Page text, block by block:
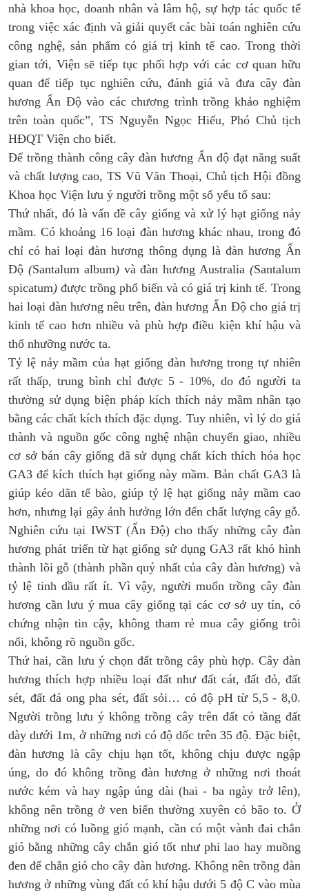
nhà khoa học, doanh nhân và lâm hộ, sự hợp tác quốc tế
trong việc xác định và giải quyết các bài toán nghiên cứu
công nghệ, sản phẩm có giá trị kinh tế cao. Trong thời
gian tới, Viện sẽ tiếp tục phối hợp với các cơ quan hữu
quan để tiếp tục nghiên cứu, đánh giá và đưa cây đàn
hương Ấn Độ vào các chương trình trồng khảo nghiệm
trên toàn quốc”, TS Nguyễn Ngọc Hiếu, Phó Chủ tịch
HĐQT Viện cho biết.
Để trồng thành công cây đàn hương Ấn độ đạt năng suất
và chất lượng cao, TS Vũ Văn Thoại, Chủ tịch Hội đồng
Khoa học Viện lưu ý người trồng một số yếu tố sau:
Thứ nhất,đó là vấn đề cây giống và xử lý hạt giống nảy
mầm. Có khoảng 16 loại đàn hương khác nhau, trong đó
chỉ có hai loại đàn hương thông dụng là đàn hương Ấn
Độ (Santalum album)và đàn hương Australia(Santalum
spicatum) được trồng phổ biến và có giá trị kinh tế. Trong
hai loại đàn hương nêu trên, đàn hương Ấn Độ cho giá trị
kinh tế cao hơn nhiều và phù hợp điều kiện khí hậu và
thổ nhưỡng nước ta.
Tỷ lệ nảy mầm của hạt giống đàn hương trong tự nhiên
rất thấp, trung bình chỉ được 5 - 10%, do đó người ta
thường sử dụng biện pháp kích thích nảy mầm nhân tạo
bằng các chất kích thích đặc dụng. Tuy nhiên, vì lý do giá
thành và nguồn gốc công nghệ nhận chuyển giao, nhiều
cơ sở bán cây giống đã sử dụng chất kích thích hóa học
GA3 để kích thích hạt giống này mầm. Bản chất GA3 là
giúp kéo dãn tế bào, giúp tỷ lệ hạt giống nảy mầm cao
hơn, nhưng lại gây ảnh hưởng lớn đến chất lượng cây gỗ.
Nghiên cứu tại IWST (Ấn Độ) cho thấy những cây đàn
hương phát triển từ hạt giống sử dụng GA3 rất khó hình
thành lõi gỗ (thành phần quý nhất của cây đàn hương) và
tỷ lệ tinh dầu rất ít. Vì vậy, người muốn trồng cây đàn
hương cần lưu ý mua cây giống tại các cơ sở uy tín, có
chứng nhận tin cậy, không tham rẻ mua cây giống trôi
nổi, không rõ nguồn gốc.
Thứ hai,cần lưu ý chọn đất trồng cây phù hợp. Cây đàn
hương thích hợp nhiều loại đất như đất cát, đất đỏ, đất
sét, đất đá ong pha sét, đất sỏi… có độ pH từ 5,5 - 8,0.
Người trồng lưu ý không trồng cây trên đất có tầng đất
dày dưới 1m, ở những nơi có độ dốc trên 35 độ. Đặc biệt,
đàn hương là cây chịu hạn tốt, không chịu được ngập
úng, do đó không trồng đàn hương ở những nơi thoát
nước kém và hay ngập úng dài (hai - ba ngày trở lên),
không nên trồng ở ven biển thường xuyên có bão to. Ở
những nơi có luồng gió mạnh, cần có một vành đai chắn
gió bằng những cây chắn gió tốt như phi lao hay muồng
đen để chắn gió cho cây đàn hương. Không nên trồng đàn
hương ở những vùng đất có khí hậu dưới 5 độ C vào mùa